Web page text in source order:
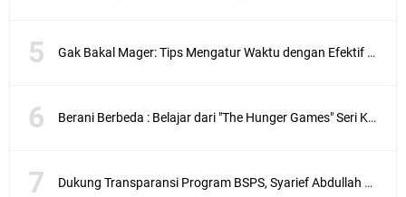
Gak Bakal Mager: Tips Mengatur Waktu dengan Efektif Agar Lebih Produktif
Berani Berbeda : Belajar dari "The Hunger Games" Seri Karya Suzanne Collins
Dukung Transparansi Program BSPS, Syarief Abdullah Apresiasi Inovasi Pemilihan Terbuka Toko